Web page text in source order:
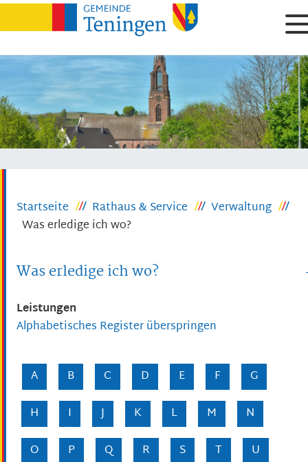
Startseite Rathaus & Service
Verwaltung
Was erledige ich wo?
Was erledige ich wo?
Leistungen
Alphabetisches Register überspringen
A B C D E F
G
H
I J K L M
N
O
P Q R S T
U